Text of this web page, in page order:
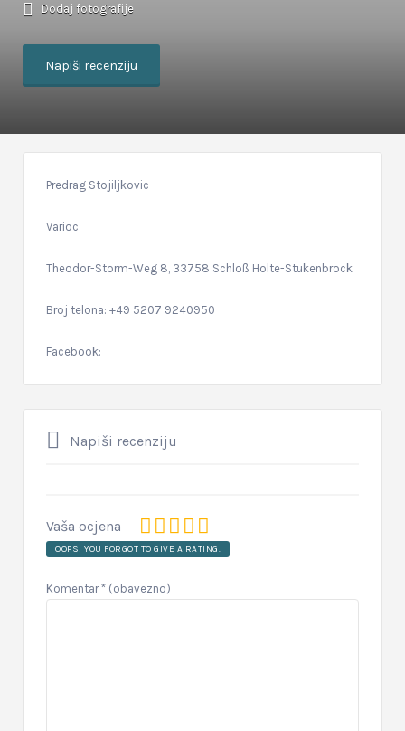
Dodaj fotografije
Napiši recenziju
Predrag Stojiljkovic
Varioc
Theodor-Storm-Weg 8, 33758 Schloß Holte-Stukenbrock
Broj telona: +49 5207 9240950
Facebook:
Napiši recenziju
Vaša ocjena
OOPS! YOU FORGOT TO GIVE A RATING.
Komentar* (obavezno)